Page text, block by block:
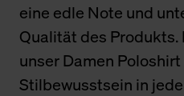
eine edle Note und
Qualität des Produkts.
unser Damen
Stilbewusstsein in